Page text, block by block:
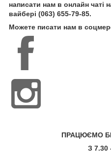
написати нам в онлайн чаті
вайбері (063) 655-79-85.
Можете писати нам в
ПРАЦЮЄМО
З 7.30